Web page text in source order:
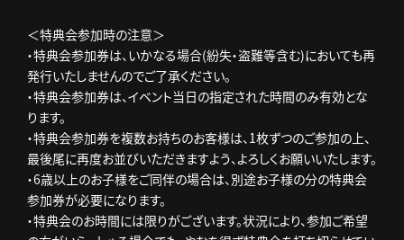
＜特典会参加時の注意＞
・特典会参加券は、いかなる場合(紛失・盗難等含む)においても再
発行いたしませんのでご了承ください。
・特典会参加券は、イベント当日の指定された時間のみ有効とな
ります。
・特典会参加券を複数お持ちのお客様は、1枚ずつのご参加の上、
最後尾に再度お並びいただきますよう、よろしくお願いいたします。
・6歳以上のお子様をご同伴の場合は、別途お子様の分の特典会
参加券が必要になります。
・特典会のお時間には限りがございます。状況により、参加ご希望